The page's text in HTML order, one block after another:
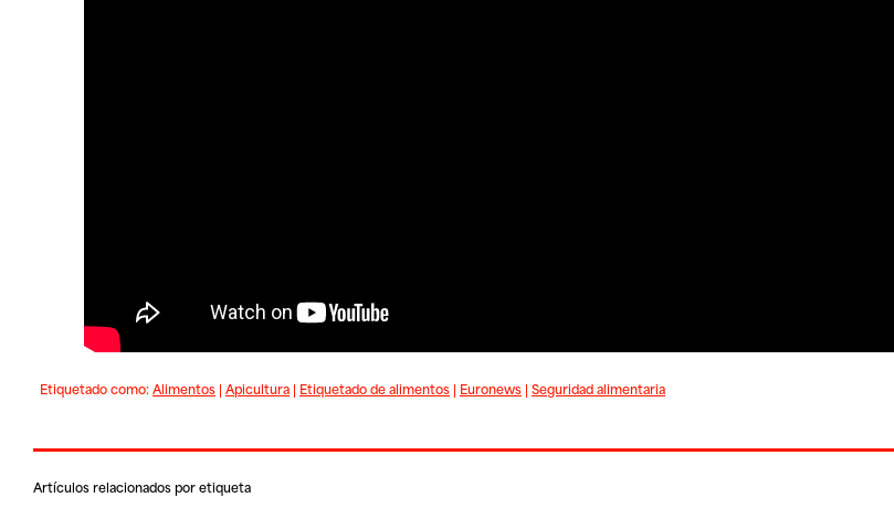
Etiquetado como:Alimentos| Apicultura| Etiquetado de alimentos| Euronews| Seguridad alimentaria
Artículos relacionados por etiqueta